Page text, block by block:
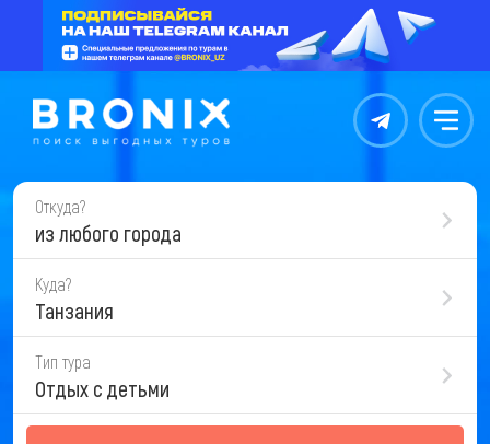
Контакты Меню
Откуда?
из любого города
Куда?
Танзания
Тип тура
Отдых с детьми